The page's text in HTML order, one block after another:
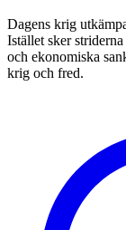
Dagens krig
Istället sker
och ekonomiska
krig och fred.